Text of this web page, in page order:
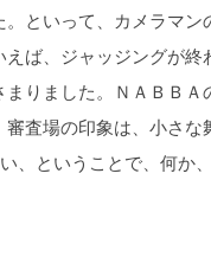
といって、カメラマ
ば、ジャッジングが終
りました。ＮＡＢＢ
査場の印象は、小さ
、ということで、何か